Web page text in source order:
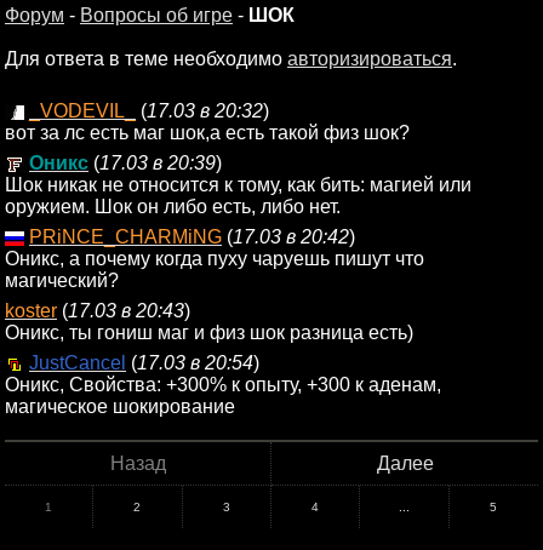
Форум - Вопросы об игре - ШОК
Для ответа в теме необходимо авторизироваться.
_VODEVIL_ (17.03 в 20:32)
вот за лс есть маг шок,а есть такой физ шок?
Оникс (17.03 в 20:39)
Шок никак не относится к тому, как бить: магией или
оружием. Шок он либо есть, либо нет.
PRiNCE_CHARMiNG (17.03 в 20:42)
Оникс, а почему когда пуху чаруешь пишут что
магический?
koster (17.03 в 20:43)
Оникс, ты гониш маг и физ шок разница есть)
JustCancel (17.03 в 20:54)
Оникс, Свойства: +300% к опыту, +300 к аденам,
магическое шокирование
Назад Далее
1 2 3 4 5